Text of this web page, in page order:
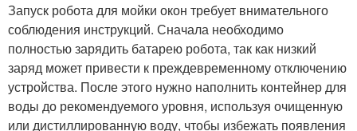
Запуск робота для мойки окон требует внимательного
соблюдения инструкций. Сначала необходимо
полностью зарядить батарею робота, так как низкий
заряд может привести к преждевременному отключению
устройства. После этого нужно наполнить контейнер для
воды до рекомендуемого уровня, используя очищенную
или дистиллированную воду, чтобы избежать появления